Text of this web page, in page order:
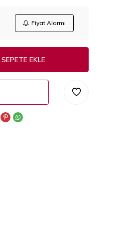
Fiyat Alarmı
SEPETE EKLE